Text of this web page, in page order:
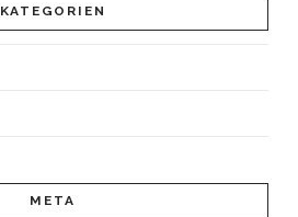
KATEGORIEN
META